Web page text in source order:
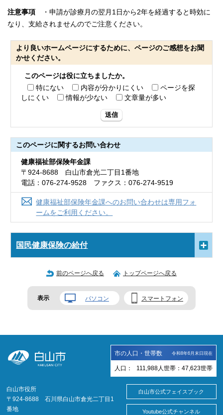
注意事項 ・申請が診療月の翌月1日から2年を経過すると時効に
なり、支給されませんのでご注意ください。
より良いホームページにするために、ページのご感想をお聞
かせください。
このページは役に立ちましたか。
特にない
内容が分かりにくい
ページを探
しにくい
情報が少ない 文章量が多い
送信
このページに関するお問い合わせ
健康福祉部保険年金課
〒924-8688 白山市倉光二丁目1番地
電話：076-274-9528 ファクス：076-274-9519
健康福祉部保険年金課へのお問い合わせは専用フォ
ームをご利用ください。
国民健康保険の給付
前のページへ戻る トップページへ戻る
表示 パソコン スマートフォン
市の人口・世帯数 令和8年6月末日現在
人口： 111,988 人 世帯： 47,623世帯
白山市役所
〒924-8688 石川県白山市倉光二丁目1
番地
白山市公式フェイスブック
Youtube公式チャンネル